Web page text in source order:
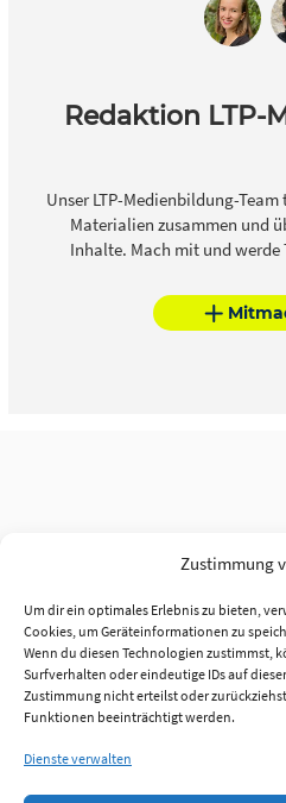
Zustimmung
Um dir ein optimales Erlebnis zu bieten,
Cookies, um Geräteinformationen zu
Wenn du diesen Technologien zustimmst,
Surfverhalten oder eindeutige IDs auf
Zustimmung nicht erteilst oder
Funktionen beeinträchtigt werden.
Dienste verwalten
Redaktion LTP-
Unser LTP-Medienbildung-
Materialien zusammen und
Inhalte. Mach mit und werde